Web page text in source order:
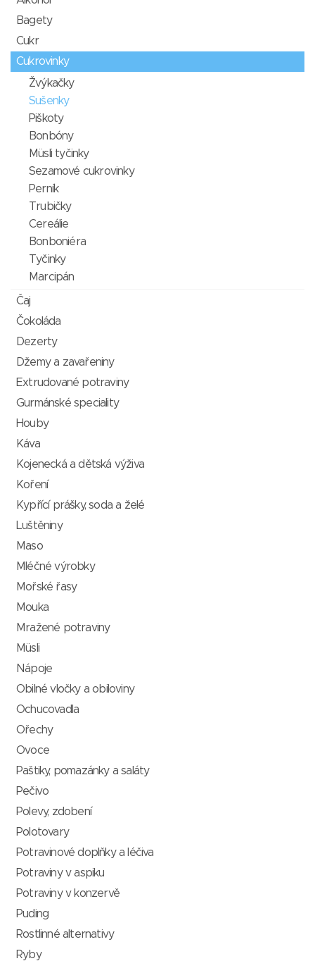
Bagety
Cukr
Cukrovinky
Žvýkačky
Sušenky
Piškoty
Bonbóny
Müsli tyčinky
Sezamové cukrovinky
Perník
Trubičky
Cereálie
Bonboniéra
Tyčinky
Marcipán
Čaj
Čokoláda
Dezerty
Džemy a zavařeniny
Extrudované potraviny
Gurmánské speciality
Houby
Káva
Kojenecká a dětská výživa
Koření
Kypřící prášky, soda a želé
Luštěniny
Maso
Mléčné výrobky
Mořské řasy
Mouka
Mražené potraviny
Müsli
Nápoje
Obilné vločky a obiloviny
Ochucovadla
Ořechy
Ovoce
Paštiky, pomazánky a saláty
Pečivo
Polevy, zdobení
Polotovary
Potravinové doplňky a léčiva
Potraviny v aspiku
Potraviny v konzervě
Puding
Rostlinné alternativy
Ryby